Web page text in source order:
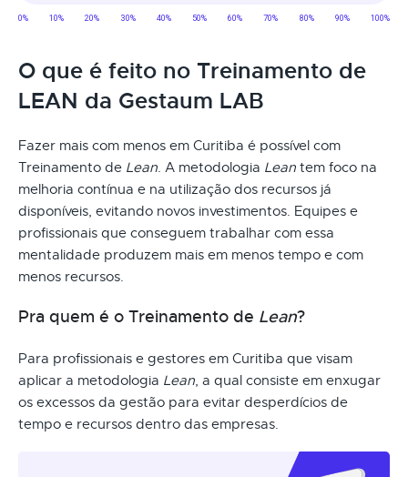
O que é feito no Treinamento de
LEAN da Gestaum LAB
Fazer mais com menos em Curitiba é possível com
Treinamento de Lean. A metodologia Lean tem foco na
melhoria contínua e na utilização dos recursos já
disponíveis, evitando novos investimentos. Equipes e
profissionais que conseguem trabalhar com essa
mentalidade produzem mais em menos tempo e com
menos recursos.
Pra quem é o Treinamento de Lean?
Para profissionais e gestores em Curitiba que visam
aplicar a metodologia Lean, a qual consiste em enxugar
os excessos da gestão para evitar desperdícios de
tempo e recursos dentro das empresas.